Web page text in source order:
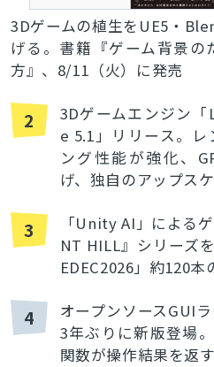
3Dゲームの植生をUE5・
げる。書籍『ゲーム背景の
方』、8/11（火）に発売
2
3Dゲームエンジン
e 5.1」リリース。
ング性能が強化、
げ、独自のアップス
3
「Unity AI」による
NT HILL』シリーズ
EDEC2026」約120
4
オープンソースGUI
3年ぶりに新版登場
関数が操作結果を返